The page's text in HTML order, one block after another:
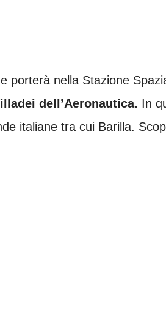
porterà nella Stazione
dell’Aeronautica. In
italiane tra cui Barilla.